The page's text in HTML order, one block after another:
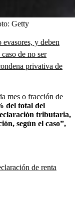
Getty
evasores, y deben
de no ser
privativa de
mes o fracción de
del total del
tributaria,
según el caso”,
de renta